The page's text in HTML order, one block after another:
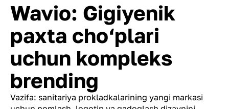
Wavio: Gigiyenik
paxta cho‘plari
uchun kompleks
brending
Vazifa: sanitariya prokladkalarining yangi markasi